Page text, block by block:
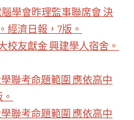
學會昨理監事聯席會 決
經濟日報，7版。
校友獻金 興建學人宿舍。
聯考命題範圍 應依高中
聯考命題範圍 應依高中